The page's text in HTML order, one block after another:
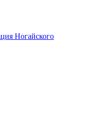
Ногайского